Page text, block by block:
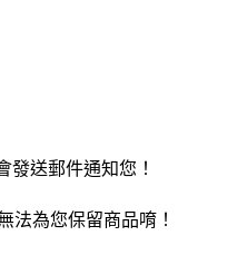
發送郵件通知您！
法為您保留商品唷！